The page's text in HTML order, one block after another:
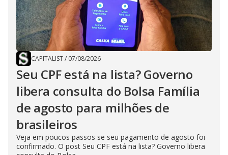
CAPITALIST/ 07/08/2026
Seu CPF está na lista? Governo
libera consulta do Bolsa Família
de agosto para milhões de
brasileiros
Veja em poucos passos se seu pagamento de agosto foi
confirmado. O post Seu CPF está na lista? Governo libera